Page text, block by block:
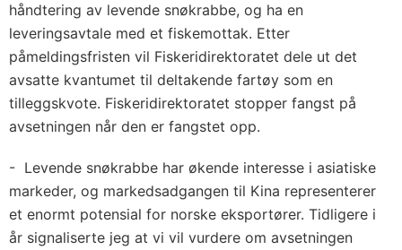
håndtering av levende snøkrabbe, og ha en
leveringsavtale med et fiskemottak. Etter
påmeldingsfristen vil Fiskeridirektoratet dele ut det
avsatte kvantumet til deltakende fartøy som en
tilleggskvote. Fiskeridirektoratet stopper fangst på
avsetningen når den er fangstet opp.
- Levende snøkrabbe har økende interesse i asiatiske
markeder, og markedsadgangen til Kina representerer
et enormt potensial for norske eksportører. Tidligere i
år signaliserte jeg at vi vil vurdere om avsetningen